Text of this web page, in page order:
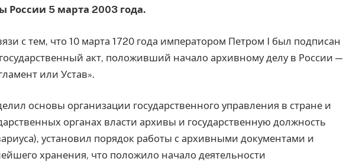
России 5 марта 2003 года.
с тем, что 10 марта 1720 года императором Петром I был подписан
акт, положивший начало архивному делу в России —
или Устав».
основы организации государственного управления в стране и
органах власти архивы и государственную должность
установил порядок работы с архивными документами и
хранения, что положило начало деятельности